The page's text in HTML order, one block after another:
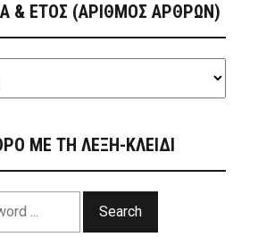
& ΕΤΟΣ (ΑΡΙΘΜΟΣ ΑΡΘΡΩΝ)
ΜΕ ΤΗ ΛΕΞΗ-ΚΛΕΙΔΙ
Search